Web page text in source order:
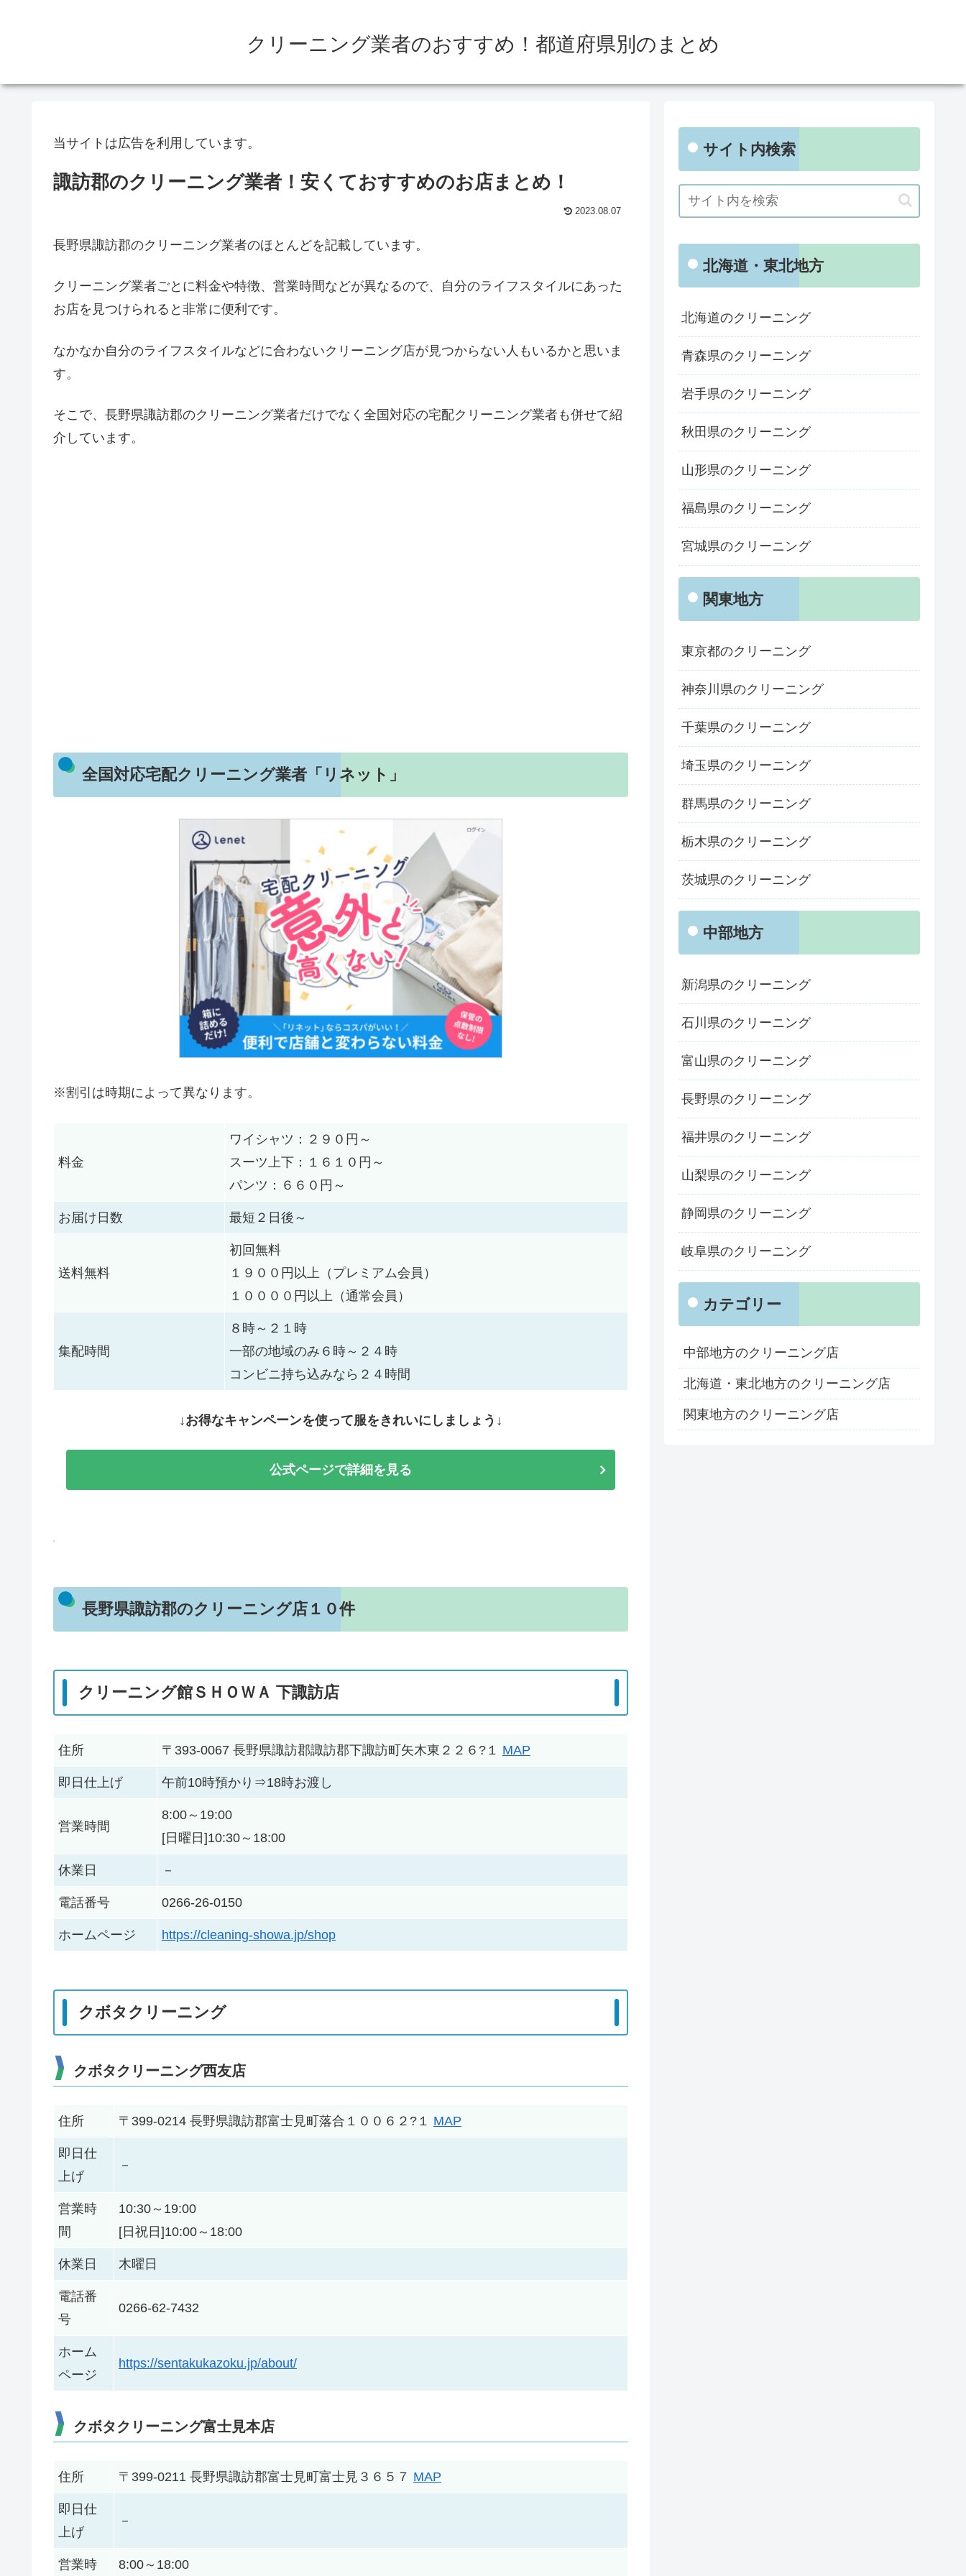
クリーニング業者のおすすめ！都道府県別のまとめ
当サイトは広告を利用しています。
諏訪郡のクリーニング業者！安くておすすめのお店まとめ！
2023.08.07
長野県諏訪郡のクリーニング業者のほとんどを記載しています。
クリーニング業者ごとに料金や特徴、営業時間などが異なるので、自分のライフスタイルにあった
お店を見つけられると非常に便利です。
なかなか自分のライフスタイルなどに合わないクリーニング店が見つからない人もいるかと思いま
す。
そこで、長野県諏訪郡のクリーニング業者だけでなく全国対応の宅配クリーニング業者も併せて紹
介しています。
全国対応宅配クリーニング業者「リネット」
※割引は時期によって異なります。
料金
ワイシャツ：２９０円～
スーツ上下：１６１０円～
パンツ：６６０円～
お届け日数 最短２日後～
送料無料
初回無料
１９００円以上（プレミアム会員）
１００００円以上（通常会員）
集配時間
８時～２１時
一部の地域のみ６時～２４時
コンビニ持ち込みなら２４時間
↓お得なキャンペーンを使って服をきれいにしましょう↓
公式ページで詳細を見る
長野県諏訪郡のクリーニング店１０件
クリーニング館ＳＨＯＷＡ 下諏訪店
住所 〒393-0067 長野県諏訪郡諏訪郡下諏訪町矢木東２２６?１ MAP
即日仕上げ 午前10時預かり⇒18時お渡し
営業時間
8:00～19:00
[日曜日]10:30～18:00
休業日 －
電話番号 0266-26-0150
ホームページ https://cleaning-showa.jp/shop
クボタクリーニング
クボタクリーニング西友店
住所 〒399-0214 長野県諏訪郡富士見町落合１００６２?１ MAP
即日仕
上げ
－
営業時
間
10:30～19:00
[日祝日]10:00～18:00
休業日 木曜日
電話番
号
0266-62-7432
ホーム
ページ
https://sentakukazoku.jp/about/
クボタクリーニング富士見本店
住所 〒399-0211 長野県諏訪郡富士見町富士見３６５７ MAP
即日仕
上げ
－
営業時 8:00～18:00
サイト内検索
北海道・東北地方
北海道のクリーニング
青森県のクリーニング
岩手県のクリーニング
秋田県のクリーニング
山形県のクリーニング
福島県のクリーニング
宮城県のクリーニング
関東地方
東京都のクリーニング
神奈川県のクリーニング
千葉県のクリーニング
埼玉県のクリーニング
群馬県のクリーニング
栃木県のクリーニング
茨城県のクリーニング
中部地方
新潟県のクリーニング
石川県のクリーニング
富山県のクリーニング
長野県のクリーニング
福井県のクリーニング
山梨県のクリーニング
静岡県のクリーニング
岐阜県のクリーニング
カテゴリー
中部地方のクリーニング店
北海道・東北地方のクリーニング店
関東地方のクリーニング店